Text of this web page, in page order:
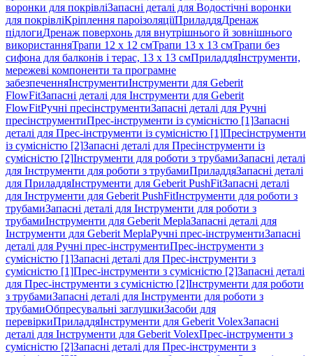
воронки для покрівліЗапасні деталі для Водостічні воронки
для покрівліКріплення пароізоляціїПриладдяДренаж
підлогиДренаж поверхонь для внутрішнього й зовнішнього
використанняТрапи 12 x 12 смТрапи 13 x 13 смТрапи без
сифона для балконів і терас, 13 x 13 смПриладдяІнструменти,
мережеві компоненти та програмне
забезпеченняІнструментиІнструменти для Geberit
FlowFitЗапасні деталі для Інструменти для Geberit
FlowFitРучні пресінструментиЗапасні деталі для Ручні
пресінструментиПрес-інструменти із сумісністю [1]Запасні
деталі для Прес-інструменти із сумісністю [1]Пресінструменти
із сумісністю [2]Запасні деталі для Пресінструменти із
сумісністю [2]Інструменти для роботи з трубамиЗапасні деталі
для Інструменти для роботи з трубамиПриладдяЗапасні деталі
для ПриладдяІнструменти для Geberit PushFitЗапасні деталі
для Інструменти для Geberit PushFitІнструменти для роботи з
трубамиЗапасні деталі для Інструменти для роботи з
трубамиІнструменти для Geberit MeplaЗапасні деталі для
Інструменти для Geberit MeplaРучні прес-інструментиЗапасні
деталі для Ручні прес-інструментиПрес-інструменти з
сумісністю [1]Запасні деталі для Прес-інструменти з
сумісністю [1]Прес-інструменти з сумісністю [2]Запасні деталі
для Прес-інструменти з сумісністю [2]Інструменти для роботи
з трубамиЗапасні деталі для Інструменти для роботи з
трубамиОбпресувальні заглушкиЗасоби для
перевіркиПриладдяІнструменти для Geberit VolexЗапасні
деталі для Інструменти для Geberit VolexПрес-інструменти з
сумісністю [2]Запасні деталі для Прес-інструменти з